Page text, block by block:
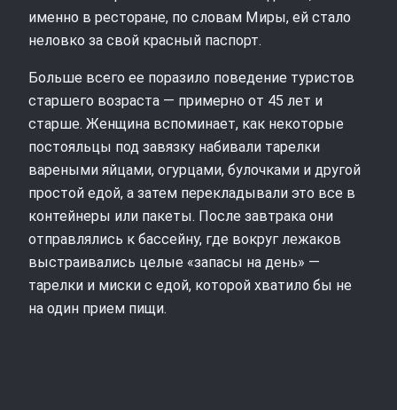
именно в ресторане, по словам Миры, ей стало
неловко за свой красный паспорт.
Больше всего ее поразило поведение туристов
старшего возраста — примерно от 45 лет и
старше. Женщина вспоминает, как некоторые
постояльцы под завязку набивали тарелки
вареными яйцами, огурцами, булочками и другой
простой едой, а затем перекладывали это все в
контейнеры или пакеты. После завтрака они
отправлялись к бассейну, где вокруг лежаков
выстраивались целые «запасы на день» —
тарелки и миски с едой, которой хватило бы не
на один прием пищи.